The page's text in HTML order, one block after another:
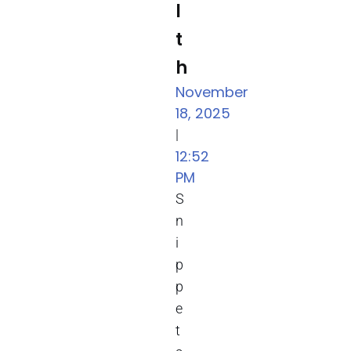
l
t
h
November
18, 2025
|
12:52
PM
S
n
i
p
p
e
t